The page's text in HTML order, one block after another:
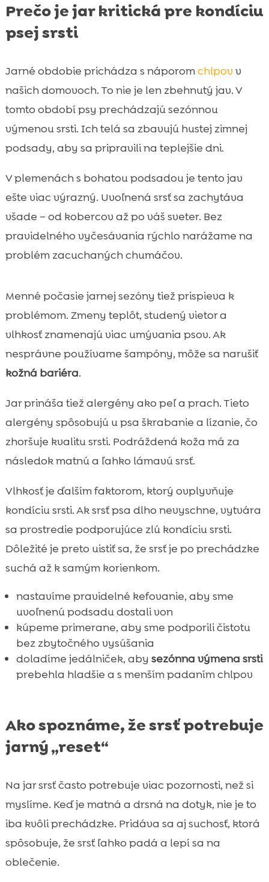
Prečo je jar kritická pre kondíciu
psej srsti
Jarné obdobie prichádza s náporomchlpovv
našich domovoch. To nie je len zbehnutý jav. V
tomto období psy prechádzajú sezónnou
výmenou srsti. Ich telá sa zbavujú hustej zimnej
podsady, aby sa pripravili na teplejšie dni.
V plemenách s bohatou podsadou je tento jav
ešte viac výrazný. Uvoľnená srsť sa zachytáva
všade – od kobercov až po váš sveter. Bez
pravidelného vyčesávania rýchlo narážame na
problém zacuchaných chumáčov.
Menné počasie jarnej sezóny tiež prispieva k
problémom. Zmeny teplôt, studený vietor a
vlhkosť znamenajú viac umývania psov. Ak
nesprávne používame šampóny, môže sa narušiť
kožná bariéra.
Jar prináša tiež alergény ako peľ a prach. Tieto
alergény spôsobujú u psa škrabanie a lízanie, čo
zhoršuje kvalitu srsti. Podráždená koža má za
následok matnú a ľahko lámavú srsť.
Vlhkosť je ďalším faktorom, ktorý ovplyvňuje
kondíciu srsti. Ak srsť psa dlho nevyschne, vytvára
sa prostredie podporujúce zlú kondíciu srsti.
Dôležité je preto uistiť sa, že srsť je po prechádzke
suchá až k samým korienkom.
nastavíme pravidelné kefovanie, aby sme
uvoľnenú podsadu dostali von
kúpeme primerane, aby sme podporili čistotu
bez zbytočného vysúšania
doladíme jedálniček, aby sezónna výmena srsti
prebehla hladšie a s menším padaním chlpov
Ako spoznáme, že srsť potrebuje
jarný „reset“
Na jar srsť často potrebuje viac pozornosti, než si
myslíme. Keď je matná a drsná na dotyk, nie je to
iba kvôli prechádzke. Pridáva sa aj suchosť, ktorá
spôsobuje, že srsť ľahko padá a lepí sa na
oblečenie.